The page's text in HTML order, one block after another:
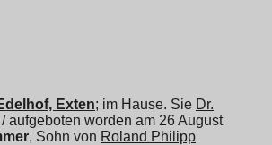
Exten; im Hause. Sie Dr.
aufgeboten worden am 26 August
, Sohn von Roland Philipp